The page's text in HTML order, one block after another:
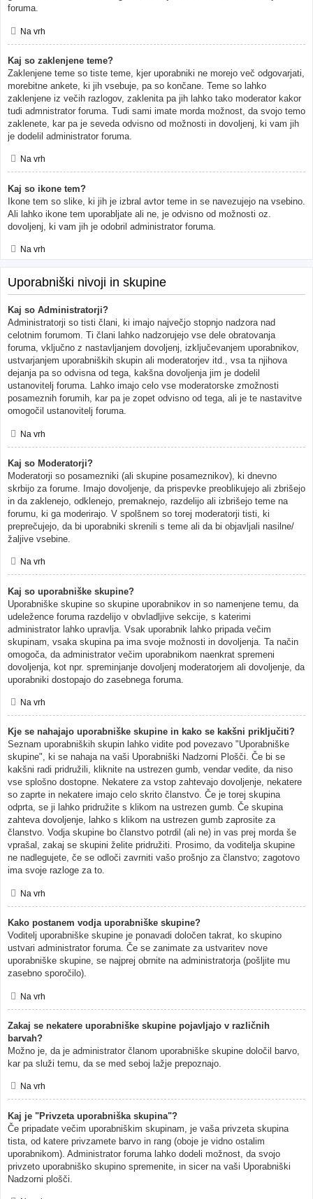
foruma.
Na vrh
Kaj so zaklenjene teme?
Zaklenjene teme so tiste teme, kjer uporabniki ne morejo več odgovarjati,
morebitne ankete, ki jih vsebuje, pa so končane. Teme so lahko
zaklenjene iz večih razlogov, zaklenita pa jih lahko tako moderator kakor
tudi admnistrator foruma. Tudi sami imate morda možnost, da svojo temo
zaklenete, kar pa je seveda odvisno od možnosti in dovoljenj, ki vam jih
je dodelil administrator foruma.
Na vrh
Kaj so ikone tem?
Ikone tem so slike, ki jih je izbral avtor teme in se navezujejo na vsebino.
Ali lahko ikone tem uporabljate ali ne, je odvisno od možnosti oz.
dovoljenj, ki vam jih je odobril administrator foruma.
Na vrh
Uporabniški nivoji in skupine
Kaj so Administratorji?
Administratorji so tisti člani, ki imajo največjo stopnjo nadzora nad
celotnim forumom. Ti člani lahko nadzorujejo vse dele obratovanja
foruma, vključno z nastavljanjem dovoljenj, izključevanjem uporabnikov,
ustvarjanjem uporabniških skupin ali moderatorjev itd., vsa ta njihova
dejanja pa so odvisna od tega, kakšna dovoljenja jim je dodelil
ustanovitelj foruma. Lahko imajo celo vse moderatorske zmožnosti
posameznih forumih, kar pa je zopet odvisno od tega, ali je te nastavitve
omogočil ustanovitelj foruma.
Na vrh
Kaj so Moderatorji?
Moderatorji so posamezniki (ali skupine posameznikov), ki dnevno
skrbijo za forume. Imajo dovoljenje, da prispevke preoblikujejo ali zbrišejo
in da zaklenejo, odklenejo, premaknejo, razdelijo ali izbrišejo teme na
forumu, ki ga moderirajo. V spolšnem so torej moderatorji tisti, ki
preprečujejo, da bi uporabniki skrenili s teme ali da bi objavljali nasilne/
žaljive vsebine.
Na vrh
Kaj so uporabniške skupine?
Uporabniške skupine so skupine uporabnikov in so namenjene temu, da
udeležence foruma razdelijo v obvladljive sekcije, s katerimi
administrator lahko upravlja. Vsak uporabnik lahko pripada večim
skupinam, vsaka skupina pa ima svoje možnosti in dovoljenja. Ta način
omogoča, da administrator večim uporabnikom naenkrat spremeni
dovoljenja, kot npr. spreminjanje dovoljenj moderatorjem ali dovoljenje, da
uporabniki dostopajo do zasebnega foruma.
Na vrh
Kje se nahajajo uporabniške skupine in kako se kakšni priključiti?
Seznam uporabniških skupin lahko vidite pod povezavo "Uporabniške
skupine", ki se nahaja na vaši Uporabniški Nadzorni Plošči. Če bi se
kakšni radi pridružili, kliknite na ustrezen gumb, vendar vedite, da niso
vse splošno dostopne. Nekatere za vstop zahtevajo dovoljenje, nekatere
so zaprte in nekatere imajo celo skrito članstvo. Če je torej skupina
odprta, se ji lahko pridružite s klikom na ustrezen gumb. Če skupina
zahteva dovoljenje, lahko s klikom na ustrezen gumb zaprosite za
članstvo. Vodja skupine bo članstvo potrdil (ali ne) in vas prej morda še
vprašal, zakaj se skupini želite pridružiti. Prosimo, da voditelja skupine
ne nadlegujete, če se odloči zavrniti vašo prošnjo za članstvo; zagotovo
ima svoje razloge za to.
Na vrh
Kako postanem vodja uporabniške skupine?
Voditelj uporabniške skupine je ponavadi določen takrat, ko skupino
ustvari administrator foruma. Če se zanimate za ustvaritev nove
uporabniške skupine, se najprej obrnite na administratorja (pošljite mu
zasebno sporočilo).
Na vrh
Zakaj se nekatere uporabniške skupine pojavljajo v različnih
barvah?
Možno je, da je administrator članom uporabniške skupine določil barvo,
kar pa služi temu, da se med seboj lažje prepoznajo.
Na vrh
Kaj je "Privzeta uporabniška skupina"?
Če pripadate večim uporabniškim skupinam, je vaša privzeta skupina
tista, od katere privzamete barvo in rang (oboje je vidno ostalim
uporabnikom). Administrator foruma lahko dodeli možnost, da svojo
privzeto uporabniško skupino spremenite, in sicer na vaši Uporabniški
Nadzorni plošči.